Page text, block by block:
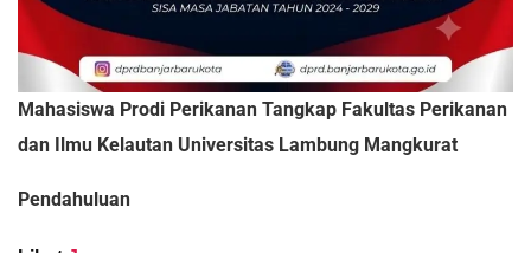
Mahasiswa Prodi Perikanan Tangkap Fakultas Perikanan
dan Ilmu Kelautan Universitas Lambung Mangkurat
Pendahuluan